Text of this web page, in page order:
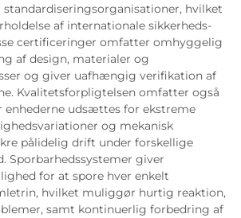
hvilket
af internationale sikkerheds-
certificeringer omfatter omhyggelig
af design, materialer og
og giver uafhængig verifikation af
Kvalitetsforpligtelsen omfatter også
udsættes for ekstreme
og mekanisk
pålidelig drift under forskellige
Sporbarhedssystemer giver
for at spore hver enkelt
hvilket muliggør hurtig reaktion,
samt kontinuerlig forbedring af